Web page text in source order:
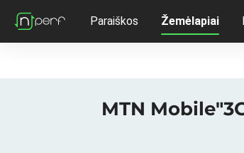
Paraiškos Žemėlapiai
MTN